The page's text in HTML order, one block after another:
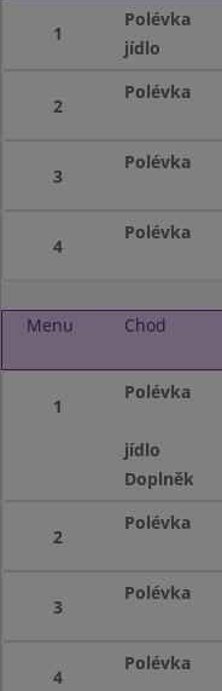
1
Polévka
jídlo
2
Polévka
3
Polévka
4
Polévka
Menu Chod
1
Polévka
jídlo
Doplněk
2
Polévka
3
Polévka
4
Polévka